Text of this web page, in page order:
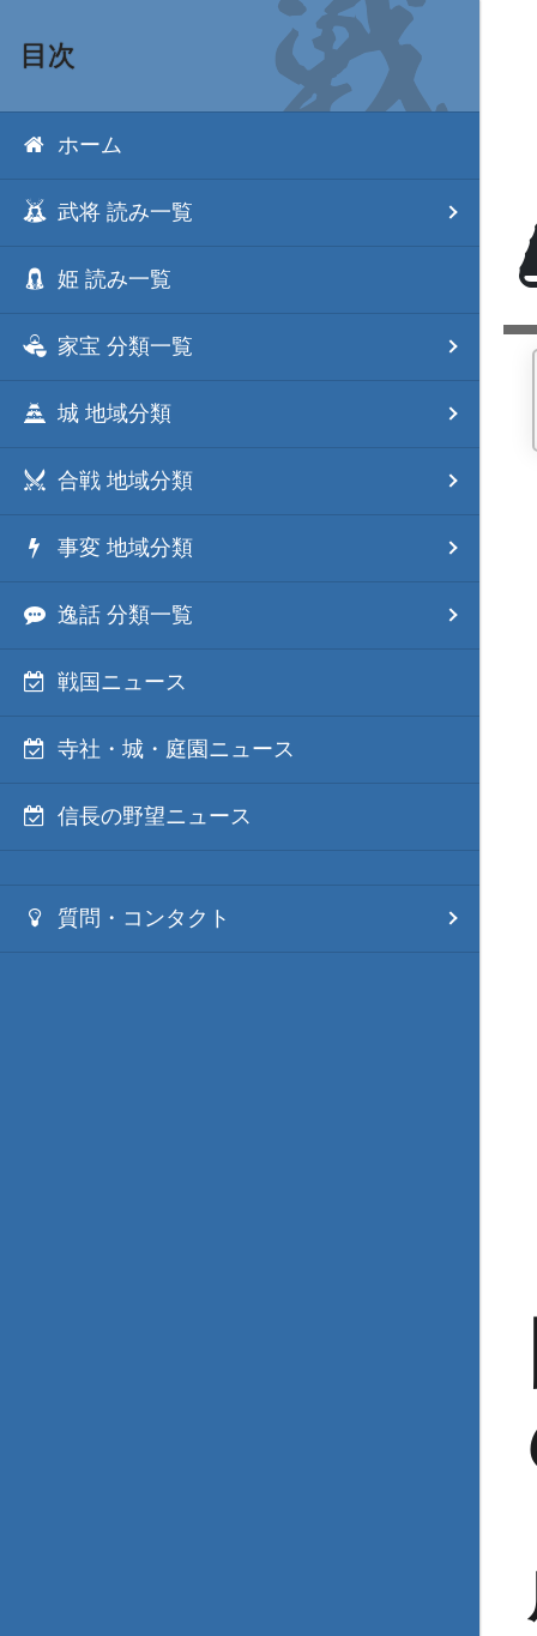
目次
ホーム
武将 読み一覧
姫 読み一覧
家宝 分類一覧
城 地域分類
合戦 地域分類
事変 地域分類
逸話 分類一覧
戦国ニュース
寺社・城・庭園ニュース
信長の野望ニュース
質問・コンタクト